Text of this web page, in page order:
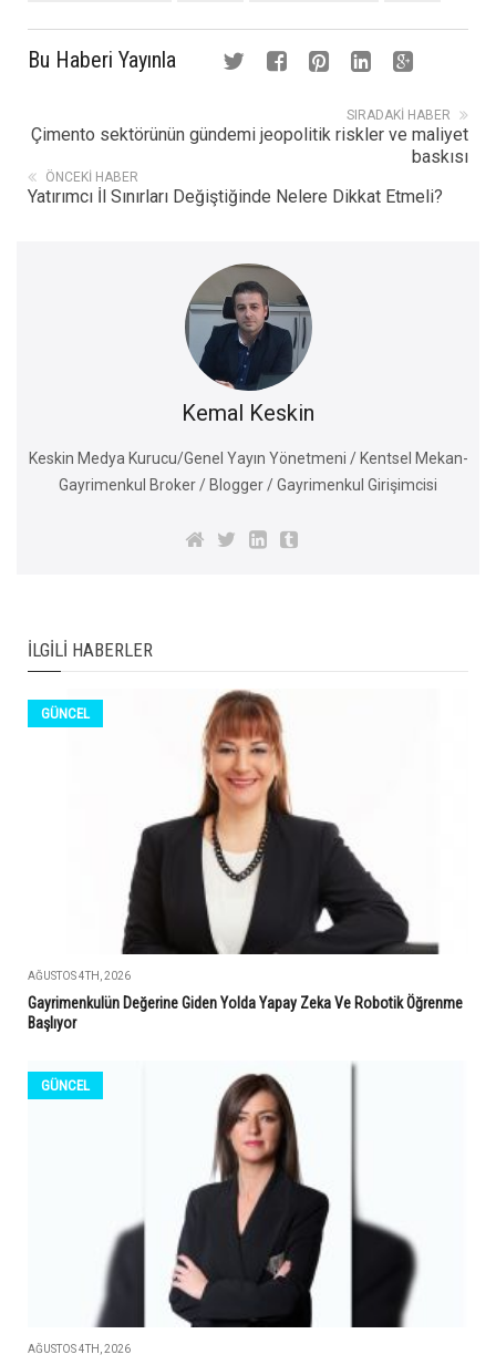
Bu Haberi Yayınla
SIRADAKI HABER
Çimento sektörünün gündemi jeopolitik riskler ve maliyet
baskısı
ÖNCEKI HABER
Yatırımcı İl Sınırları Değiştiğinde Nelere Dikkat Etmeli?
Kemal Keskin
Keskin Medya Kurucu/Genel Yayın Yönetmeni / Kentsel Mekan-
Gayrimenkul Broker / Blogger / Gayrimenkul Girişimcisi
İLGILI HABERLER
GÜNCEL
AĞUSTOS 4TH, 2026
Gayrimenkulün Değerine Giden Yolda Yapay Zeka Ve Robotik Öğrenme
Başlıyor
GÜNCEL
AĞUSTOS 4TH, 2026